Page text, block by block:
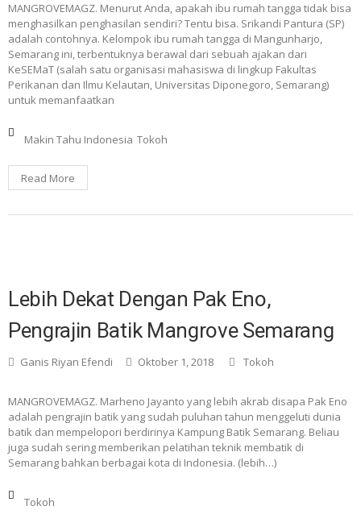
MANGROVEMAGZ. Menurut Anda, apakah ibu rumah tangga tidak bisa
menghasilkan penghasilan sendiri? Tentu bisa. Srikandi Pantura (SP)
adalah contohnya. Kelompok ibu rumah tangga di Mangunharjo,
Semarang ini, terbentuknya berawal dari sebuah ajakan dari
KeSEMaT (salah satu organisasi mahasiswa di lingkup Fakultas
Perikanan dan Ilmu Kelautan, Universitas Diponegoro, Semarang)
untuk memanfaatkan
Makin Tahu Indonesia Tokoh
Read More
Lebih Dekat Dengan Pak Eno,
Pengrajin Batik Mangrove Semarang
Ganis Riyan Efendi Oktober 1, 2018 Tokoh
MANGROVEMAGZ. Marheno Jayanto yang lebih akrab disapa Pak Eno
adalah pengrajin batik yang sudah puluhan tahun menggeluti dunia
batik dan mempelopori berdirinya Kampung Batik Semarang. Beliau
juga sudah sering memberikan pelatihan teknik membatik di
Semarang bahkan berbagai kota di Indonesia. (lebih…)
Tokoh